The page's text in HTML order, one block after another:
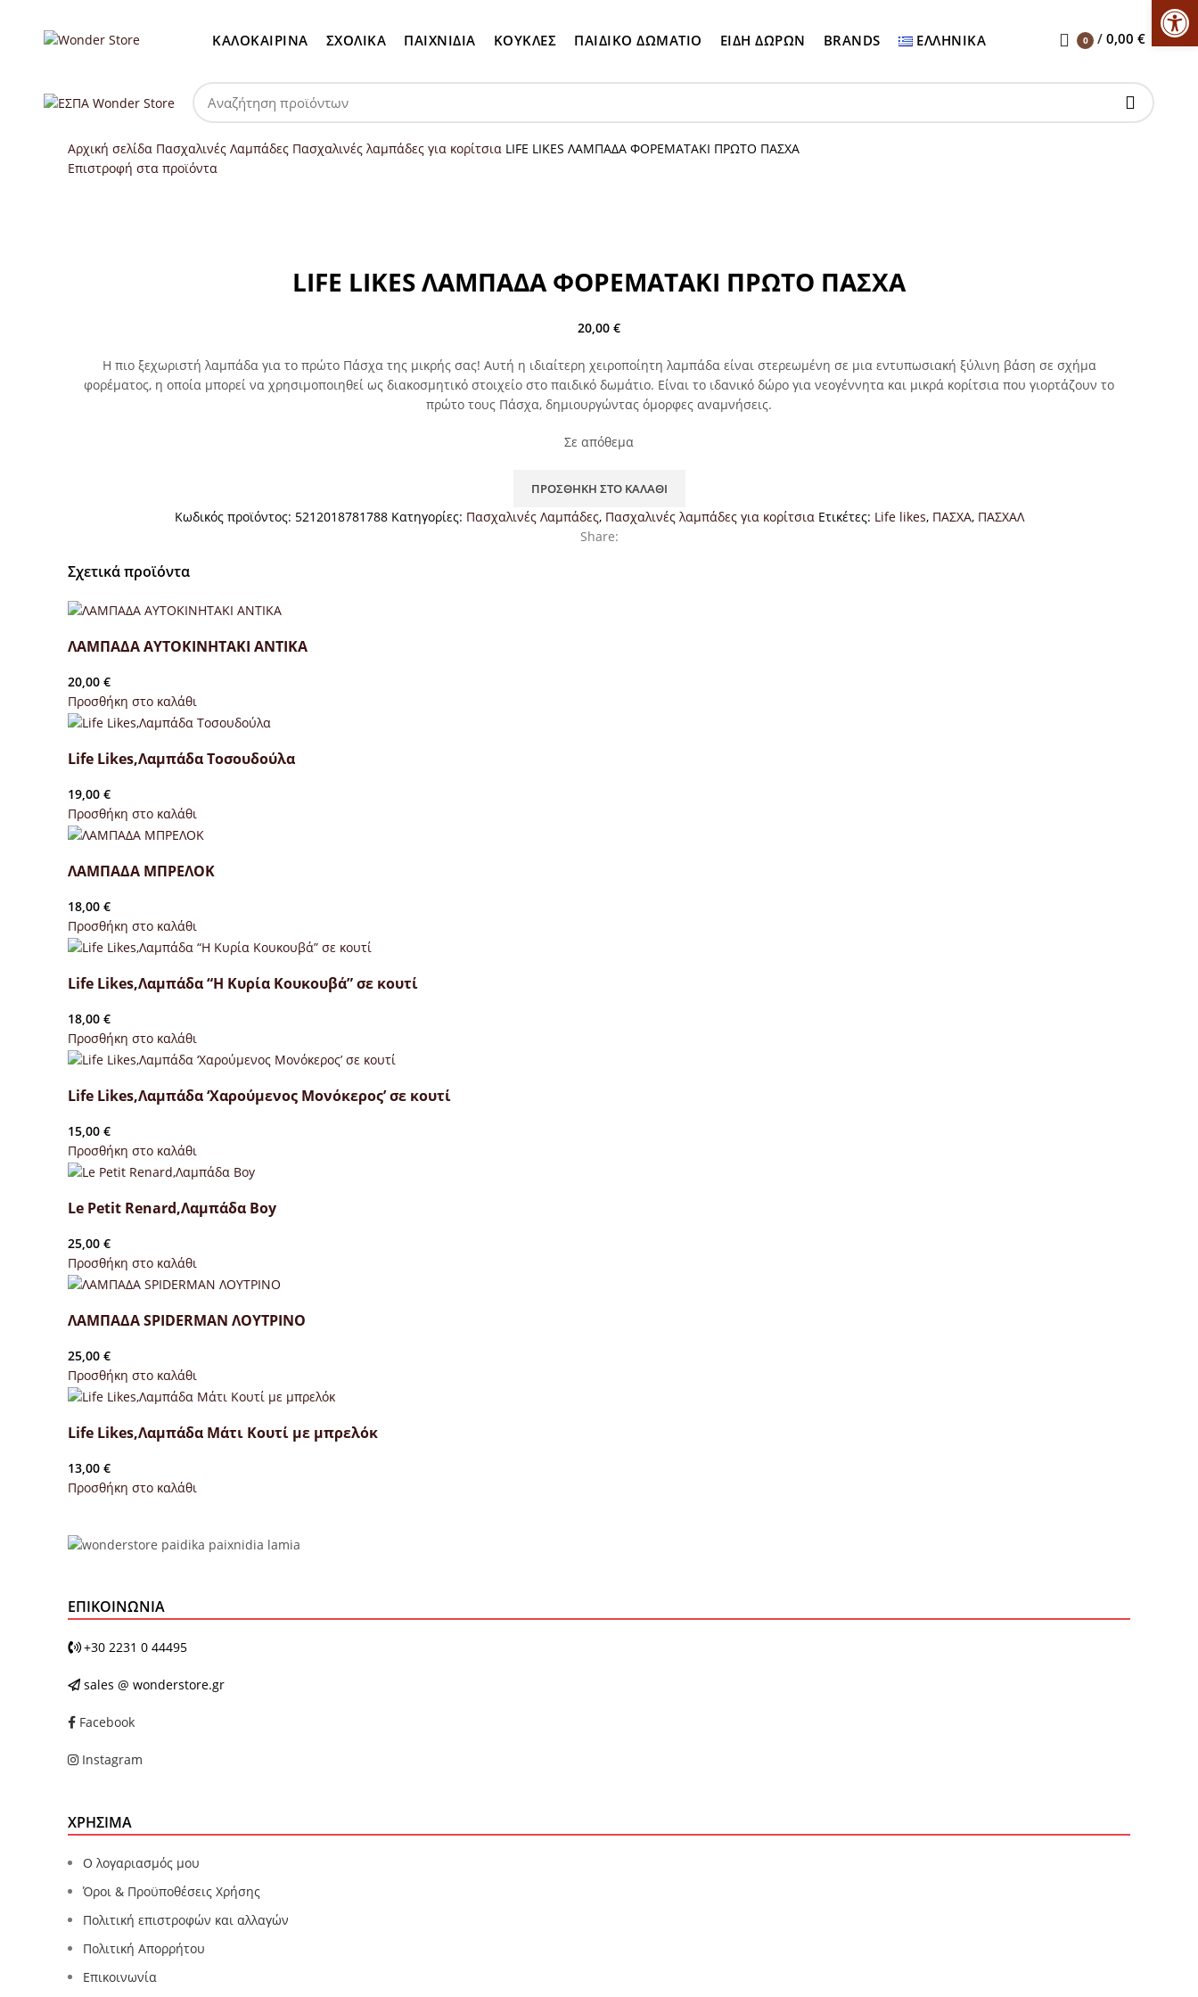
ΚΑΛΟΚΑΙΡΙΝΑ ΣΧΟΛΙΚΑ ΠΑΙΧΝΙΔΙΑ ΚΟΥΚΛΕΣ ΠΑΙΔΙΚΟ ΔΩΜΑΤΙΟ ΕΙΔΗ ΔΩΡΩΝ BRANDS ΕΛΛΗΝΙΚΆ 0 / 0,00€
Αρχική σελίδα Πασχαλινές Λαμπάδες Πασχαλινές λαμπάδες για κορίτσια LIFE LIKES ΛΑΜΠΑΔΑ ΦΟΡΕΜΑΤΑΚΙ ΠΡΩΤΟ ΠΑΣΧΑ
Επιστροφή στα προϊόντα
LIFE LIKES ΛΑΜΠΑΔΑ ΦΟΡΕΜΑΤΑΚΙ ΠΡΩΤΟ ΠΑΣΧΑ
20,00 €
Η πιο ξεχωριστή λαμπάδα για το πρώτο Πάσχα της μικρής σας! Αυτή η ιδιαίτερη χειροποίητη λαμπάδα είναι στερεωμένη σε μια εντυπωσιακή ξύλινη βάση σε σχήμα
φορέματος, η οποία μπορεί να χρησιμοποιηθεί ως διακοσμητικό στοιχείο στο παιδικό δωμάτιο. Είναι το ιδανικό δώρο για νεογέννητα και μικρά κορίτσια που γιορτάζουν το
πρώτο τους Πάσχα, δημιουργώντας όμορφες αναμνήσεις.
Σε απόθεμα
ΠΡΟΣΘΉΚΗ ΣΤΟ ΚΑΛΆΘΙ
Κωδικός προϊόντος: 5212018781788 Κατηγορίες: Πασχαλινές Λαμπάδες, Πασχαλινές λαμπάδες για κορίτσια Ετικέτες: Life likes, ΠΑΣΧΑ, ΠΑΣΧΑΛ
Share:
Σχετικά προϊόντα
ΛΑΜΠΑΔΑ ΑΥΤΟΚΙΝΗΤΑΚΙ ΑΝΤΙΚΑ
20,00 €
Προσθήκη στο καλάθι
Life Likes,Λαμπάδα Τοσουδούλα
19,00 €
Προσθήκη στο καλάθι
ΛΑΜΠΑΔΑ ΜΠΡΕΛΟΚ
18,00 €
Προσθήκη στο καλάθι
Life Likes,Λαμπάδα “Η Κυρία Κουκουβά” σε κουτί
18,00 €
Προσθήκη στο καλάθι
Life Likes,Λαμπάδα ‘Χαρούμενος Μονόκερος’ σε κουτί
15,00 €
Προσθήκη στο καλάθι
Le Petit Renard,Λαμπάδα Boy
25,00 €
Προσθήκη στο καλάθι
ΛΑΜΠΑΔΑ SPIDERMAN ΛΟΥΤΡΙΝΟ
25,00 €
Προσθήκη στο καλάθι
Life Likes,Λαμπάδα Μάτι Κουτί με μπρελόκ
13,00 €
Προσθήκη στο καλάθι
ΕΠΙΚΟΙΝΩΝΊΑ
+30 2231 0 44495
sales @ wonderstore.gr
Facebook
Instagram
ΧΡΗΣΙΜΑ
Ο λογαριασμός μου
Όροι & Προϋποθέσεις Χρήσης
Πολιτική επιστροφών και αλλαγών
Πολιτική Απορρήτου
Επικοινωνία